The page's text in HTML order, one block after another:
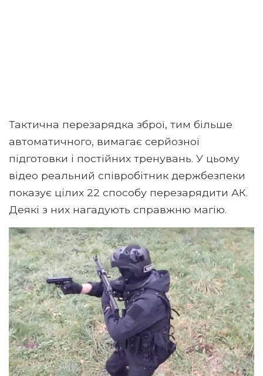
Тактична перезарядка зброї, тим більше
автоматичного, вимагає серйозної
підготовки і постійних тренувань. У цьому
відео реальний співробітник держбезпеки
показує цілих 22 способу перезарядити АК.
Деякі з них нагадують справжню магію.